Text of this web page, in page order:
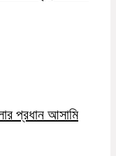
প্রধান আসামি